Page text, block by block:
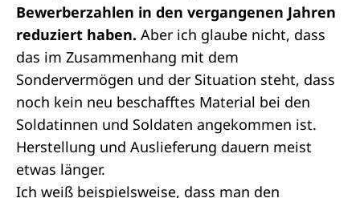
Bewerberzahlen in den vergangenen Jahren
reduziert haben. Aber ich glaube nicht, dass
das im Zusammenhang mit dem
Sondervermögen und der Situation steht, dass
noch kein neu beschafftes Material bei den
Soldatinnen und Soldaten angekommen ist.
Herstellung und Auslieferung dauern meist
etwas länger.
Ich weiß beispielsweise, dass man den